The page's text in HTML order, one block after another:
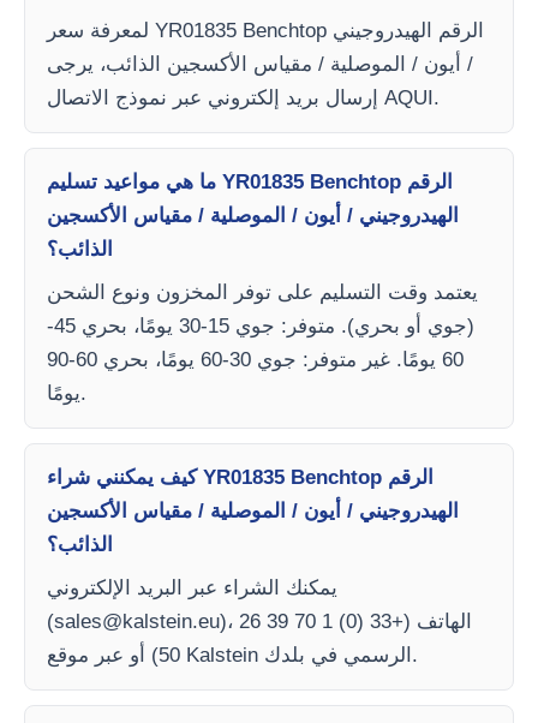
لمعرفة سعر YR01835 Benchtop الرقم الهيدروجيني
/ أيون / الموصلية / مقياس الأكسجين الذائب، يرجى
إرسال بريد إلكتروني عبر نموذج الاتصال AQUI.
ما هي مواعيد تسليم YR01835 Benchtop الرقم
الهيدروجيني / أيون / الموصلية / مقياس الأكسجين
الذائب؟
يعتمد وقت التسليم على توفر المخزون ونوع الشحن
(جوي أو بحري). متوفر: جوي 15-30 يومًا، بحري 45-
60 يومًا. غير متوفر: جوي 30-60 يومًا، بحري 60-90
يومًا.
كيف يمكنني شراء YR01835 Benchtop الرقم
الهيدروجيني / أيون / الموصلية / مقياس الأكسجين
الذائب؟
يمكنك الشراء عبر البريد الإلكتروني
(sales@kalstein.eu)، الهاتف (+33 (0) 1 70 39 26
50) أو عبر موقع Kalstein الرسمي في بلدك.